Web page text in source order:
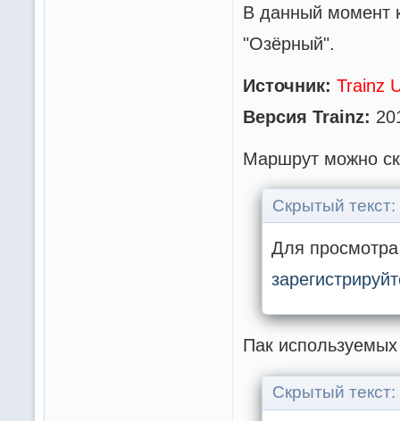
В данный момент
"Озёрный".
Источник: Trainz
Версия Trainz:
Маршрут можно
Скрытый текст:
Для
Пак
Скрытый текст: